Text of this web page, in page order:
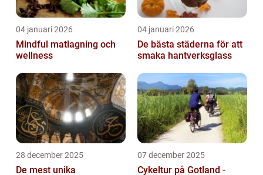
04 januari 2026
Mindful matlagning och
wellness
04 januari 2026
De bästa städerna för att
smaka hantverksglass
28 december 2025
De mest unika
07 december 2025
Cykeltur på Gotland -